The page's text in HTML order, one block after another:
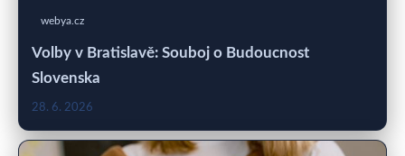
webya.cz
Volby v Bratislavě: Souboj o Budoucnost
Slovenska
28. 6. 2026